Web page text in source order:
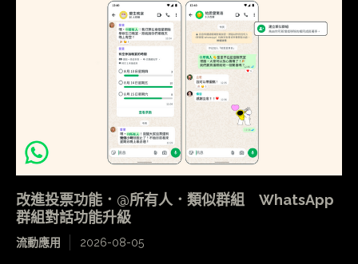
改進投票功能．@所有人．類似群組 WhatsApp
群組對話功能升級
流動應用 2026-08-05